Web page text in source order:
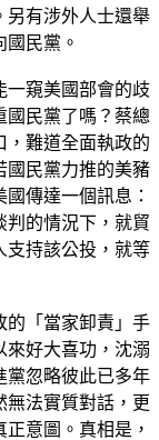
另有涉外人士還舉
民黨。
一窺美國部會的歧
國民黨了嗎？蔡總
，難道全面執政的
國民黨力推的美豬
傳達一個訊息：
判的情況下，就貿
支持該公投，就等
的「當家卸責」手
來好大喜功，沈溺
黨忽略彼此已多年
無法實質對話，更
意圖。真相是，